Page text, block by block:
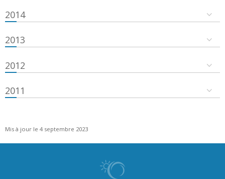
2014
2013
2012
2011
Mis à jour le 4 septembre 2023